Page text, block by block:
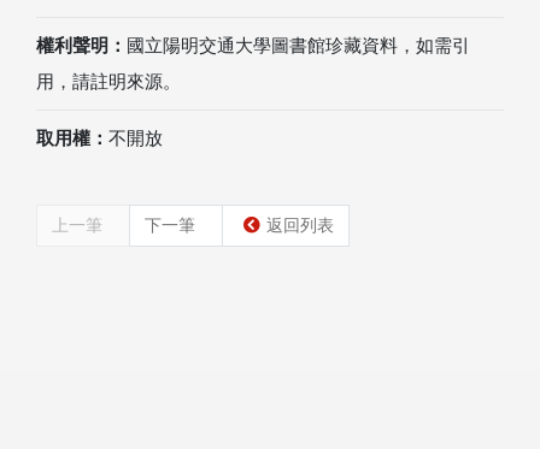
權利聲明： 國立陽明交通大學圖書館珍藏資料，如需引
用，請註明來源。
取用權： 不開放
上一筆 下一筆 返回列表